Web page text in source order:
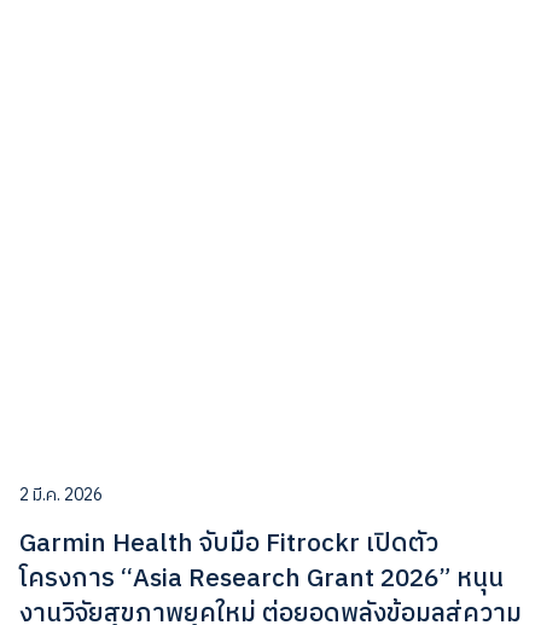
2 มี.ค. 2026
Garmin Health จับมือ Fitrockr เปิดตัว
โครงการ “Asia Research Grant 2026” หนุน
งานวิจัยสุขภาพยุคใหม่ ต่อยอดพลังข้อมูลสู่ความ